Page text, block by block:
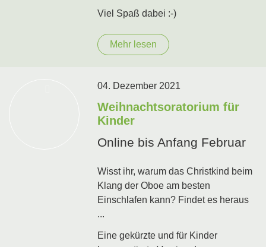
Viel Spaß dabei :-)
Mehr lesen
04. Dezember 2021
Weihnachtsoratorium für
Kinder
Online bis Anfang Februar
Wisst ihr, warum das Christkind beim
Klang der Oboe am besten
Einschlafen kann? Findet es heraus
...
Eine gekürzte und für Kinder